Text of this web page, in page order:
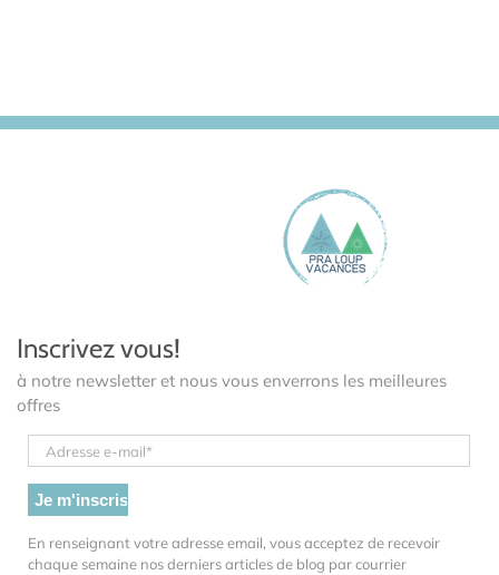
Inscrivez vous!
à notre newsletter et nous vous enverrons les meilleures
offres
En renseignant votre adresse email, vous acceptez de recevoir
chaque semaine nos derniers articles de blog par courrier